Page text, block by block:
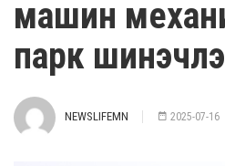
машин
парк
NEWSLIFEMN 2025-07-16